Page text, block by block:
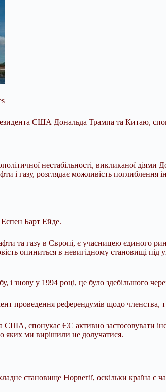
США Дональда Трампа та Китаю,
нестабільності, викликаної
і газу, розглядає можливість поглиблення
Еспен Барт Ейде.
та газу в Європі, є учасницею єдиного
опиниться в невигідному становищі
і знову у 1994 році, це було здебільшого
проведення референдумів щодо
спонукає ЄС активно застосовувати
яких ми вирішили не долучатися.
становище Норвегії, оскільки країна є